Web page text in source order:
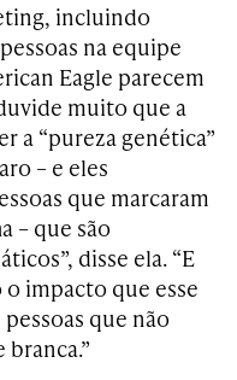
incluindo
na equipe
Eagle parecem
muito que a
a “pureza genética”
– e eles
que marcaram
– que são
disse ela. “E
o impacto que esse
que não